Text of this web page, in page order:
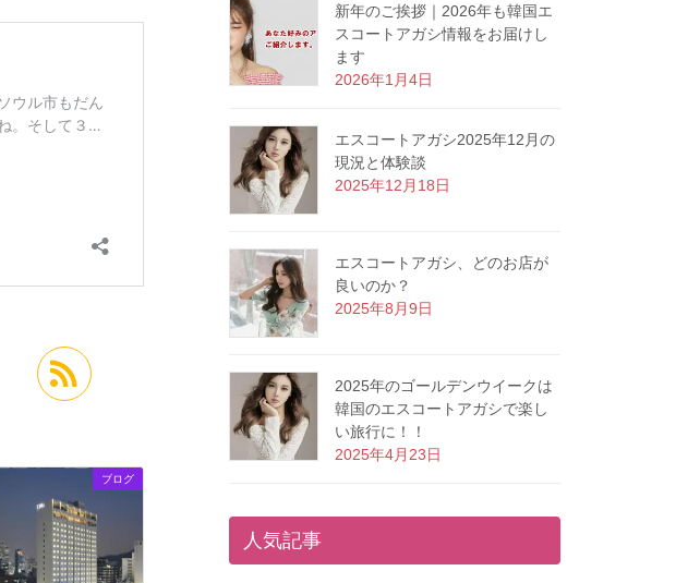
ブログ
新年のご挨拶｜2026年も韓国エ
スコートアガシ情報をお届けし
ます
2026年1月4日
エスコートアガシ2025年12月の
現況と体験談
2025年12月18日
エスコートアガシ、どのお店が
良いのか？
2025年8月9日
2025年のゴールデンウイークは
韓国のエスコートアガシで楽し
い旅行に！！
2025年4月23日
人気記事